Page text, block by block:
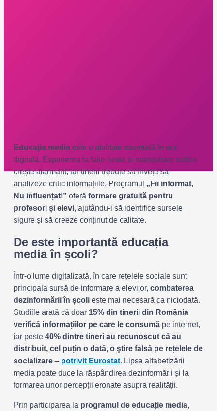
Educația media este o abilitate esențială în era
digitală. Expunerea la fake news și manipulare online
crește alarmant, iar tinerii trebuie să învețe să
analizeze critic informațiile. Programul „Fii informat,
Nu influențat!” oferă formare gratuită pentru
profesori și elevi, ajutându-i să identifice sursele
sigure și să creeze conținut de calitate.
De este importantă educația
media în școli?
Într-o lume digitalizată, în care rețelele sociale sunt
principala sursă de informare a elevilor, combaterea
dezinformării în școli este mai necesară ca niciodată.
Studiile arată că doar 15% din tinerii din România
verifică informațiilor pe care le consumă pe internet,
iar peste 40% dintre tineri au recunoscut că au
distribuit, cel puțin o dată, o ştire falsă pe rețelele de
socializare – potrivit Eurostat. Lipsa alfabetizării
media poate duce la răspândirea dezinformării și la
formarea unor percepții eronate asupra realității.
Prin participarea la programul de educație media,